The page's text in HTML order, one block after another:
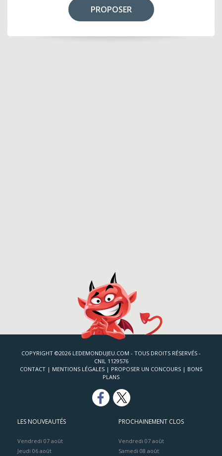
PROPOSER
COPYRIGHT ©2026 LEDEMONDUJEU.COM - TOUS DROITS RÉSERVÉS -
CNIL 1129576
CONTACT | MENTIONS LÉGALES | PROPOSER UN CONCOURS | BONS
PLANS
LES NOUVEAUTÉS
Vendredi 07 août
Jeudi 06 août
PROCHAINEMENT CLOS
Vendredi 07 août
Samedi 08 août